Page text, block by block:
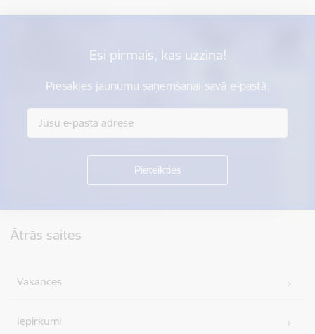
Esi pirmais, kas uzzina!
Piesakies jaunumu saņemšanai savā e-pastā.
Ātrās saites
Vakances
Iepirkumi